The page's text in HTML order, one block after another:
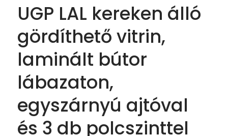
UGP LAL kereken álló
gördíthető vitrin,
laminált bútor
lábazaton,
egyszárnyú ajtóval
és 3 db polcszinttel